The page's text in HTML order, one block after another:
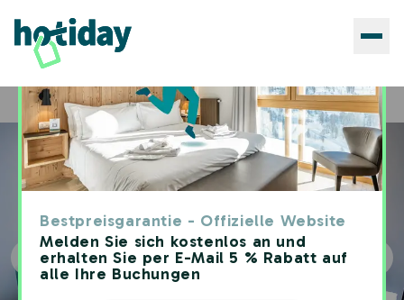
Bestpreisgarantie - Offizielle Website
Melden Sie sich kostenlos an und
erhalten Sie per E-Mail 5 % Rabatt auf
alle Ihre Buchungen
Home Hotels Hotiday Polignano Centro